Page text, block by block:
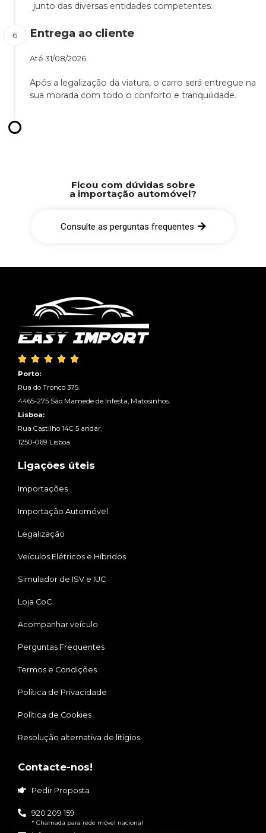
junto das diversas entidades competentes.
Entrega ao cliente
Até 31/08/2026
Após a legalização da viatura, o carro será entregue na
sua morada com todo o conforto e tranquilidade.
Ficou com dúvidas sobre
a importação automóvel?
Consulte as perguntas frequentes
    
Porto:
Rua do Tronco 375.
4465-275 São Mamede de Infesta, Matosinhos.
Lisboa:
Rua Castilho 14C 5 andar.
1250-069 Lisboa.
Ligações úteis
Importações
Importação Automóvel
Legalização
Veículos Elétricos e Híbridos
Simulador de ISV e IUC
Loja CoC
Acompanhar veículo
Perguntas Frequentes
Termos e Condições
Política de Privacidade
Política de Cookies
Resolução alternativa de litígios
Contacte-nos!
Pedir Proposta
920 209 159
* Chamada para rede móvel nacional